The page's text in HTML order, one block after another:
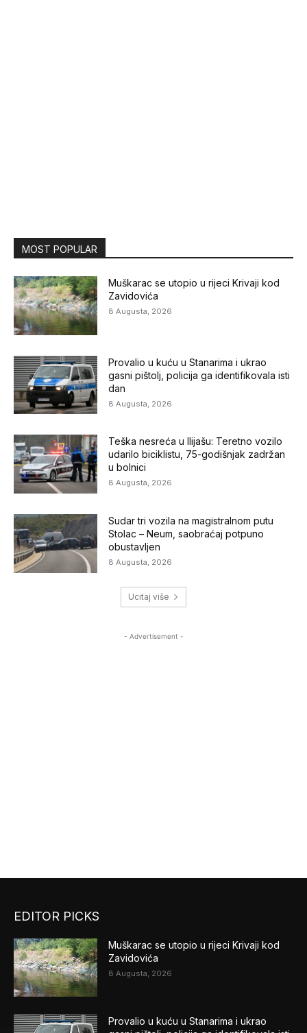
MOST POPULAR
Muškarac se utopio u rijeci Krivaji kod
Zavidovića
8 Augusta, 2026
Provalio u kuću u Stanarima i ukrao
gasni pištolj, policija ga identifikovala isti
dan
8 Augusta, 2026
Teška nesreća u Ilijašu: Teretno vozilo
udarilo biciklistu, 75-godišnjak zadržan
u bolnici
8 Augusta, 2026
Sudar tri vozila na magistralnom putu
Stolac – Neum, saobraćaj potpuno
obustavljen
8 Augusta, 2026
Ucitaj više
- Advertisement -
EDITOR PICKS
Muškarac se utopio u rijeci Krivaji kod
Zavidovića
8 Augusta, 2026
Provalio u kuću u Stanarima i ukrao